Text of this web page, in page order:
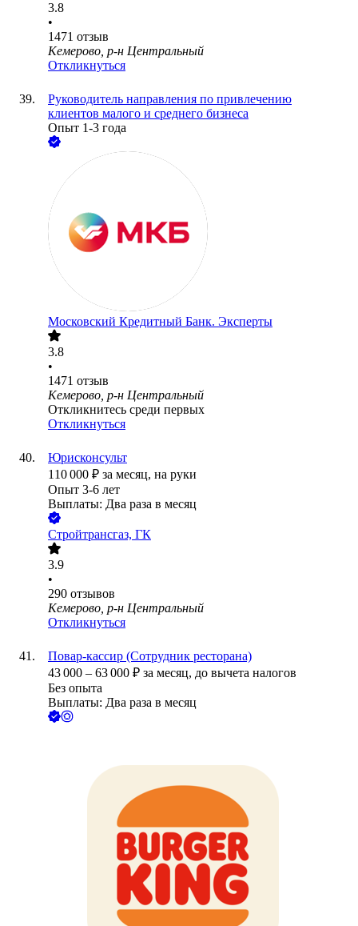
3.8
•
1471 отзыв
Кемерово, р-н Центральный
Откликнуться
Руководитель направления по привлечению
клиентов малого и среднего бизнеса
Опыт 1-3 года
Московский Кредитный Банк. Эксперты
3.8
•
1471 отзыв
Кемерово, р-н Центральный
Откликнитесь среди первых
Откликнуться
Юрисконсульт
110 000 ₽ за месяц, на руки
Опыт 3-6 лет
Выплаты: Два раза в месяц
Стройтрансгаз, ГК
3.9
•
290 отзывов
Кемерово, р-н Центральный
Откликнуться
Повар-кассир (Сотрудник ресторана)
43 000 – 63 000 ₽ за месяц, до вычета налогов
Без опыта
Выплаты: Два раза в месяц